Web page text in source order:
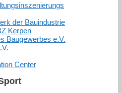
der Bauindustrie
Kerpen
Baugewerbes e.V.
Center